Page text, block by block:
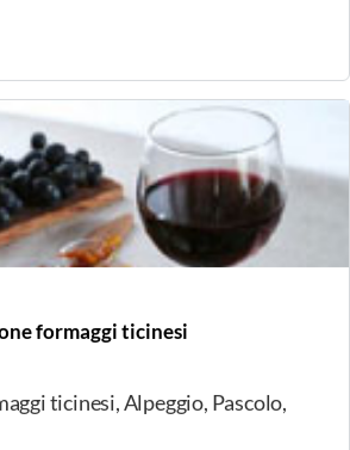
Degustazione guidata
con inizio alle ore 19,30, in
Terme (Asti) una degutazione
Consorzio Terre Alte Dop, in
e AFP Colline Astigiane.